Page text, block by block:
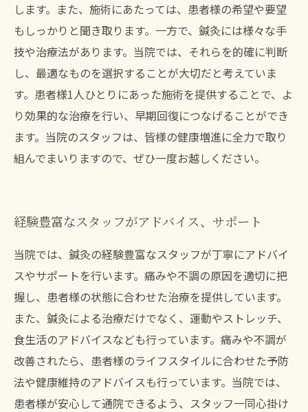
します。また、施術にあたっては、患者様の希望や要望
もしっかりと聞き取ります。一方で、鍼灸には様々な手
技や治療法があります。当院では、それらを的確に判断
し、最適なものを選択することが大切だと考えていま
す。患者様1人ひとりにあった施術を提供することで、よ
り効果的な治療を行い、早期回復につなげることができ
ます。当院のスタッフは、皆様の健康増進に全力で取り
組んでまいりますので、ぜひ一度お越しください。
経験豊富なスタッフがアドバイス、サポート
当院では、鍼灸の経験豊富なスタッフが丁寧にアドバイ
スやサポートを行います。痛みや不調の原因を適切に把
握し、患者様の状態に合わせた治療を提供しています。
また、鍼灸による治療だけでなく、運動やストレッチ、
食生活のアドバイスなども行っています。痛みや不調が
改善されたら、患者様のライフスタイルに合わせた予防
法や健康維持のアドバイスも行っています。当院では、
患者様が安心して通院できるよう、スタッフ一同心掛け